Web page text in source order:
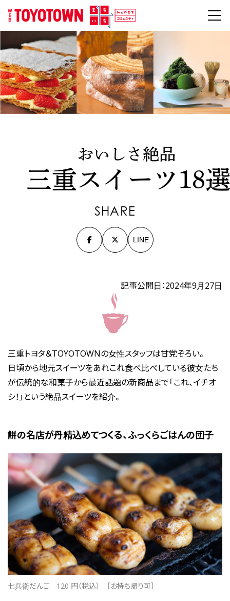
SHARE
LINE
記事公開日：2024年9月27日
三重トヨタ＆TOYOTOWNの女性スタッフは甘党ぞろい。
日頃から地元スイーツをあれこれ食べ比べしている彼女たち
が伝統的な和菓子から最近話題の新商品まで「これ、イチオ
シ！」という絶品スイーツを紹介。
餅の名店が丹精込めてつくる、ふっくらごはんの団子
七兵衛だんご 120 円（税込） ［お持ち帰り可］